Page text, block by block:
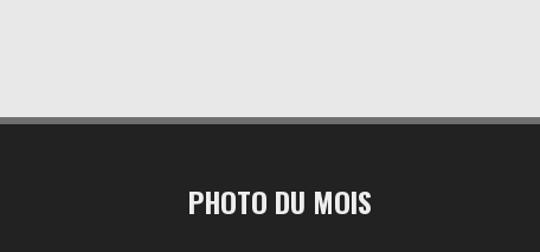
PHOTO DU MOIS